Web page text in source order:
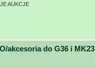
AUKCJE
akcesoria do G36 i MK23